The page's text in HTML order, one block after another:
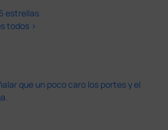
estrellas.
todos >
que un poco caro los portes y el